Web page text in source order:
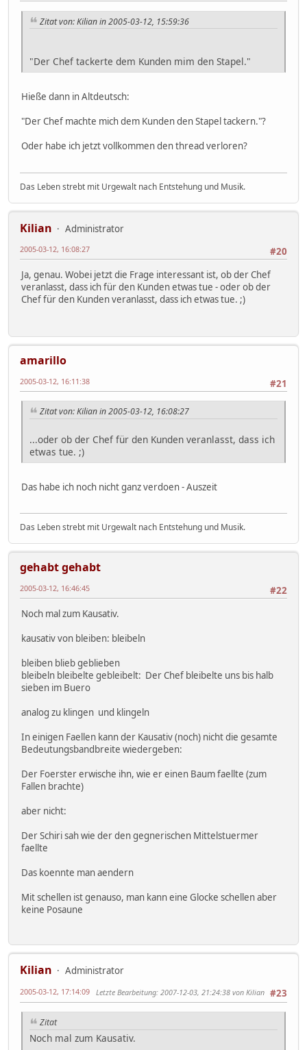
Zitat von: Kilian in 2005-03-12, 15:59:36
"Der Chef tackerte dem Kunden mim den Stapel."
Hieße dann in Altdeutsch:
"Der Chef machte mich dem Kunden den Stapel tackern."?
Oder habe ich jetzt vollkommen den thread verloren?
Das Leben strebt mit Urgewalt nach Entstehung und Musik.
Kilian
Administrator
#20
2005-03-12, 16:08:27
Ja, genau. Wobei jetzt die Frage interessant ist, ob der Chef
veranlasst, dass ich für den Kunden etwas tue - oder ob der
Chef für den Kunden veranlasst, dass ich etwas tue. ;)
amarillo
#21
2005-03-12, 16:11:38
Zitat von: Kilian in 2005-03-12, 16:08:27
...oder ob der Chef für den Kunden veranlasst, dass ich
etwas tue. ;)
Das habe ich noch nicht ganz verdoen - Auszeit
Das Leben strebt mit Urgewalt nach Entstehung und Musik.
gehabt gehabt
#22
2005-03-12, 16:46:45
Noch mal zum Kausativ.
kausativ von bleiben: bleibeln
bleiben blieb geblieben
bleibeln bleibelte gebleibelt: Der Chef bleibelte uns bis halb
sieben im Buero
analog zu klingen und klingeln
In einigen Faellen kann der Kausativ (noch) nicht die gesamte
Bedeutungsbandbreite wiedergeben:
Der Foerster erwische ihn, wie er einen Baum faellte (zum
Fallen brachte)
aber nicht:
Der Schiri sah wie der den gegnerischen Mittelstuermer
faellte
Das koennte man aendern
Mit schellen ist genauso, man kann eine Glocke schellen aber
keine Posaune
Kilian
Administrator
#23
2005-03-12, 17:14:09 Letzte Bearbeitung: 2007-12-03, 21:24:38 von Kilian
Zitat
Noch mal zum Kausativ.